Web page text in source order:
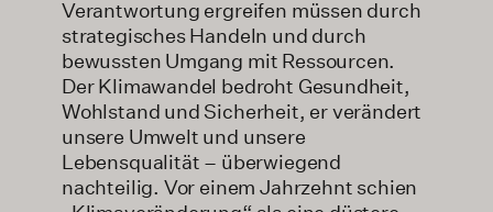
Verantwortung ergreifen müssen durch
strategisches Handeln und durch
bewussten Umgang mit Ressourcen.
Der Klimawandel bedroht Gesundheit,
Wohlstand und Sicherheit, er verändert
unsere Umwelt und unsere
Lebensqualität – überwiegend
nachteilig. Vor einem Jahrzehnt schien